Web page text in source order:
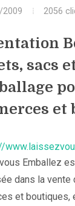
2056
sacs
et
Emballez
dans la vente
et boutiques,